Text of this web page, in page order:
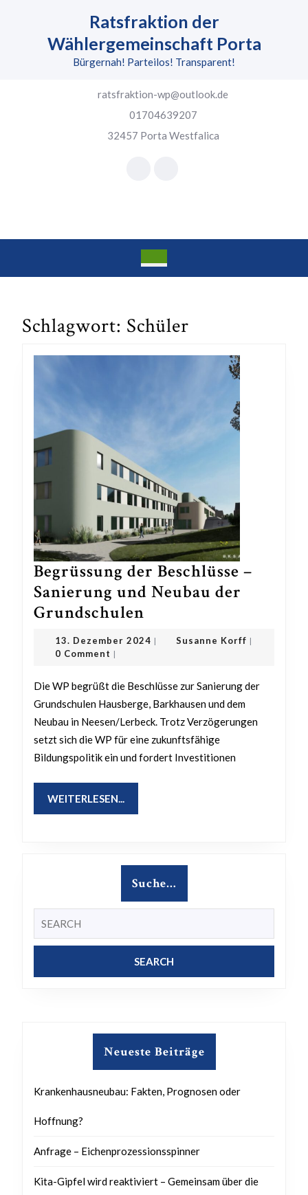
Ratsfraktion der
Wählergemeinschaft Porta
Bürgernah! Parteilos! Transparent!
ratsfraktion-wp@outlook.de
01704639207
32457 Porta Westfalica
Schlagwort: Schüler
Begrüssung der Beschlüsse –
Sanierung und Neubau der
Grundschulen
der
Beschlüsse
Sanierung
und
Neubau
der
13. Dezember 2024 13.
| Susanne KorffSusanne
|
0 Comment |
Die WP begrüßt die Beschlüsse zur Sanierung der
Grundschulen Hausberge, Barkhausen und dem
Neubau in Neesen/Lerbeck. Trotz Verzögerungen
setzt sich die WP für eine zukunftsfähige
Bildungspolitik ein und fordert Investitionen
WEITERLESEN...
Suche…
for:
Neueste Beiträge
Krankenhausneubau: Fakten, Prognosen oder
Hoffnung?
Anfrage – Eichenprozessionsspinner
Kita-Gipfel wird reaktiviert – Gemeinsam über die